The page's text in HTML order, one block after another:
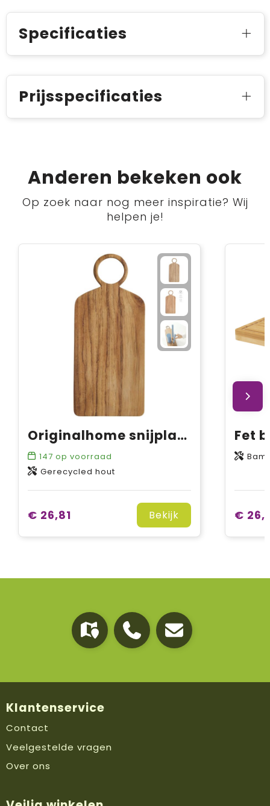
Specificaties
Prijsspecificaties
Anderen bekeken ook
Op zoek naar nog meer inspiratie? Wij
helpen je!
Originalhome snijplank
147 op voorraad
Gerecycled hout
€ 26,81 Bekijk €
Klantenservice
Contact
Veelgestelde vragen
Over ons